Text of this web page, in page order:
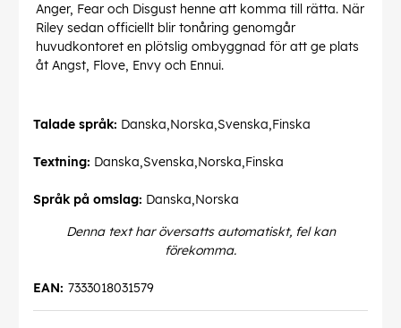
Anger, Fear och Disgust henne att komma till rätta. När
Riley sedan officiellt blir tonåring genomgår
huvudkontoret en plötslig ombyggnad för att ge plats
åt Angst, Flove, Envy och Ennui.
Talade språk: Danska,Norska,Svenska,Finska
Textning: Danska,Svenska,Norska,Finska
Språk på omslag: Danska,Norska
Denna text har översatts automatiskt, fel kan
förekomma.
7333018031579
EAN: